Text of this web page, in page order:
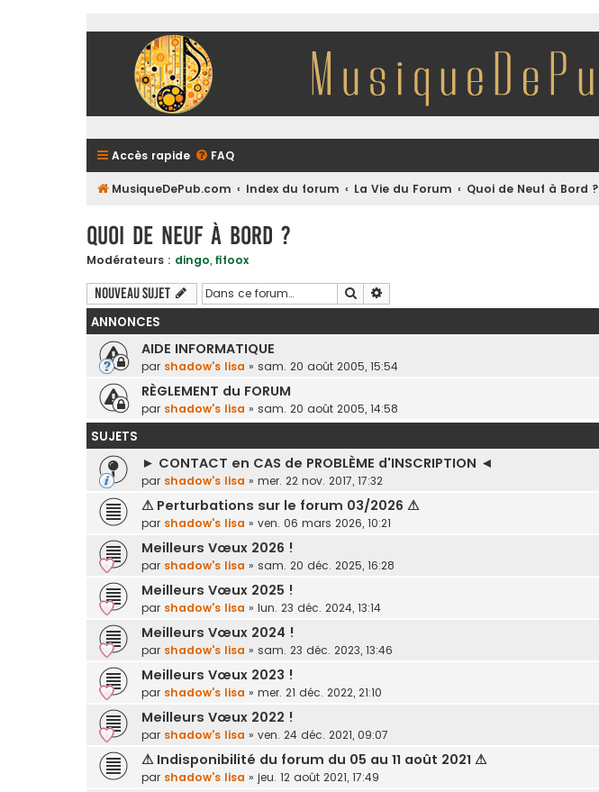
Accès rapide FAQ
MusiqueDePub.com Index du forum La Vie du Forum Quoi de Neuf à Bord ?
Quoi de Neuf à Bord ?
Modérateurs : dingo, fifoox
Nouveau sujet Rechercher
ANNONCES
AIDE INFORMATIQUE
par shadow's lisa » sam. 20 août 2005, 15:54
RÈGLEMENT du FORUM
par shadow's lisa » sam. 20 août 2005, 14:58
SUJETS
► CONTACT en CAS de PROBLÈME d'INSCRIPTION ◄
par shadow's lisa » mer. 22 nov. 2017, 17:32
⚠ Perturbations sur le forum 03/2026 ⚠
par shadow's lisa » ven. 06 mars 2026, 10:21
Meilleurs Vœux 2026 !
par shadow's lisa » sam. 20 déc. 2025, 16:28
Meilleurs Vœux 2025 !
par shadow's lisa » lun. 23 déc. 2024, 13:14
Meilleurs Vœux 2024 !
par shadow's lisa » sam. 23 déc. 2023, 13:46
Meilleurs Vœux 2023 !
par shadow's lisa » mer. 21 déc. 2022, 21:10
Meilleurs Vœux 2022 !
par shadow's lisa » ven. 24 déc. 2021, 09:07
⚠ Indisponibilité du forum du 05 au 11 août 2021 ⚠
par shadow's lisa » jeu. 12 août 2021, 17:49